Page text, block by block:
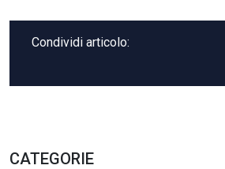
Condividi articolo:
CATEGORIE